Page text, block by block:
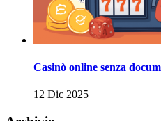
Casinò online senza
12 Dic 2025